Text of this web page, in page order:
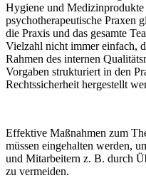
Hygiene und
psychotherapeutische Praxen
die Praxis und das gesamte
Vielzahl nicht immer einfach,
Rahmen des internen
Vorgaben strukturiert in den
Rechtssicherheit hergestellt
Effektive Maßnahmen zum
müssen eingehalten werden,
und Mitarbeitern z. B. durch
zu vermeiden.